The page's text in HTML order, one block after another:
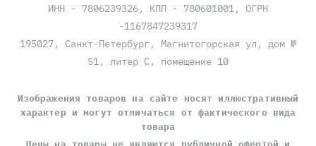
ИНН - 7806239326, КПП - 780601001, ОГРН
-1167847239317
195027, Санкт-Петербург, Магнитогорская ул, дом №
51, литер С, помещение 10
Изображения товаров на сайте носят иллюстративный
характер и могут отличаться от фактического вида
товара